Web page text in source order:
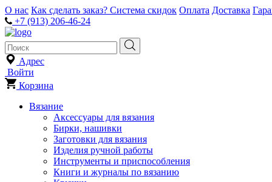
О нас Как сделать заказ? Система скидок Оплата Доставка
+7 (913) 206-46-24
Адрес
Войти
Корзина
Вязание
Аксессуары для вязания
Бирки, нашивки
Заготовки для вязания
Изделия ручной работы
Инструменты и приспособления
Книги и журналы по вязанию